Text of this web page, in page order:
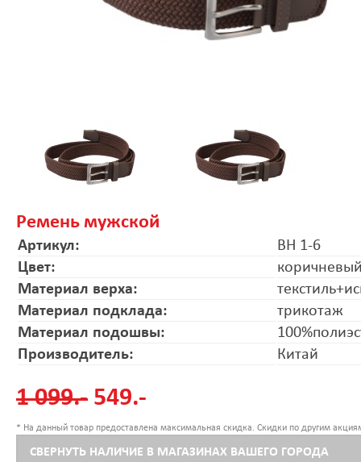
Ремень мужской
Артикул:
BH 1-6
Цвет:
Материал верха:
Материал подклада:
трикотаж
Материал подошвы:
Производитель:
Китай
1 099.- 549.-
* На данный товар предоставлена максимальная скидка. Скидки по другим
СВЕРНУТЬ НАЛИЧИЕ В МАГАЗИНАХ ВАШЕГО ГОРОДА